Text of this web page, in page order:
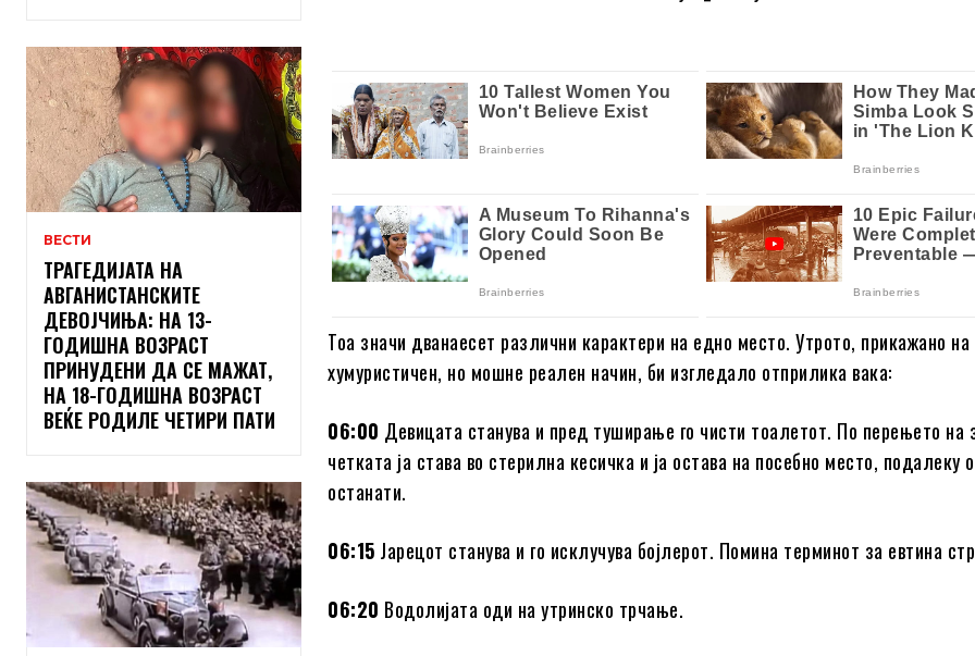
ВЕСТИ
ТРАГЕДИЈАТА НА
АВГАНИСТАНСКИТЕ
ДЕВОЈЧИЊА: НА 13-
ГОДИШНА ВОЗРАСТ
ПРИНУДЕНИ ДА СЕ МАЖАТ,
НА 18-ГОДИШНА ВОЗРАСТ
ВЕЌЕ РОДИЛЕ ЧЕТИРИ ПАТИ
Тоа значи дванаесет различни карактери на едно место. Утрото, прикажано
хумуристичен, но мошне реален начин, би изгледало отприлика вака:
06:00 Девицата станува и пред туширање го чисти тоалетот. По перењето на
четката ја става во стерилна кесичка и ја остава на посебно место, подалеку
останати.
06:15 Јарецот станува и го исклучува бојлерот. Помина терминот за евтина
06:20 Водолијата оди на утринско трчање.